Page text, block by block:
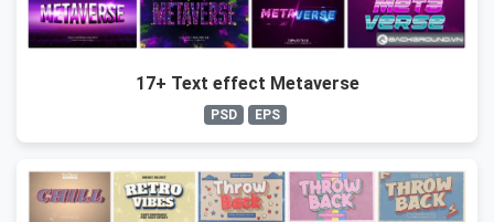
17+ Text effect Metaverse
PSD EPS